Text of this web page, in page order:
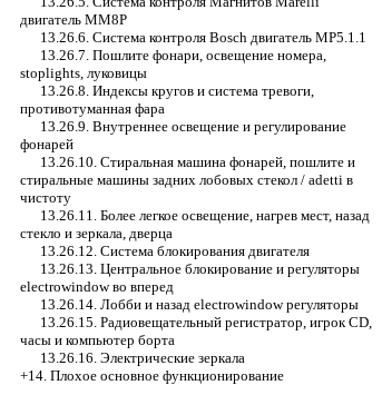
двигатель MM8P
13.26.6. Система контроля Bosch двигатель MP5.1.1
13.26.7. Пошлите фонари, освещение номера,
stoplights, луковицы
13.26.8. Индексы кругов и система тревоги,
противотуманная фара
13.26.9. Внутреннее освещение и регулирование
фонарей
13.26.10. Стиральная машина фонарей, пошлите и
стиральные машины задних лобовых стекол / adetti в
чистоту
13.26.11. Более легкое освещение, нагрев мест, назад
стекло и зеркала, дверца
13.26.12. Система блокирования двигателя
13.26.13. Центральное блокирование и регуляторы
electrowindow во вперед
13.26.14. Лобби и назад electrowindow регуляторы
13.26.15. Радиовещательный регистратор, игрок CD,
часы и компьютер борта
13.26.16. Электрические зеркала
+14. Плохое основное функционирование